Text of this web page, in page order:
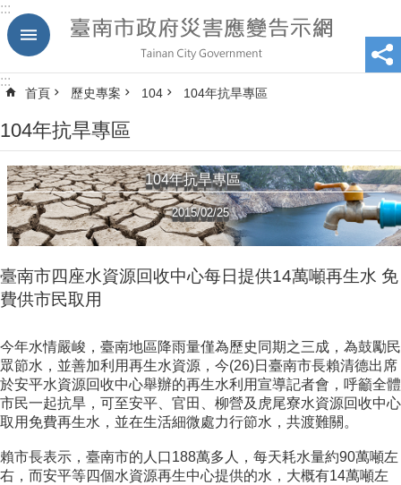
跳到主要內容區塊
:::
:::
首頁 歷史專案 104 104年抗旱專區
104年抗旱專區
104年抗旱專區
2015/02/25
臺南市四座水資源回收中心每日提供14萬噸再生水 免
費供市民取用
今年水情嚴峻，臺南地區降雨量僅為歷史同期之三成，為鼓勵民
眾節水，並善加利用再生水資源，今(26)日臺南市長賴清德出席
於安平水資源回收中心舉辦的再生水利用宣導記者會，呼籲全體
市民一起抗旱，可至安平、官田、柳營及虎尾寮水資源回收中心
取用免費再生水，並在生活細微處力行節水，共渡難關。
賴市長表示，臺南市的人口188萬多人，每天耗水量約90萬噸左
右，而安平等四個水資源再生中心提供的水，大概有14萬噸左